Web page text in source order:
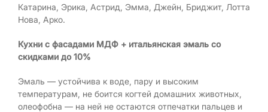
Катарина, Эрика, Астрид, Эмма, Джейн, Бриджит, Лотта
Нова, Арко.
Кухни с фасадами МДФ + итальянская эмаль со
скидками до 10%
Эмаль — устойчива к воде, пару и высоким
температурам, не боится когтей домашних животных,
олеофобна — на ней не остаются отпечатки пальцев и